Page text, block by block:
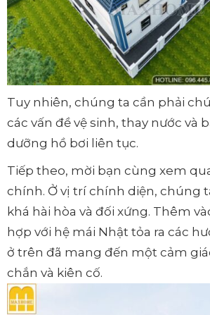
Tuy nhiên, chúng ta cần phải
các vấn đề vệ sinh, thay nước và
dưỡng hồ bơi liên tục.
Tiếp theo, mời bạn cùng xem
chính. Ở vị trí chính diện, chúng
khá hài hòa và đối xứng. Thêm
hợp với hệ mái Nhật tỏa ra các
ở trên đã mang đến một cảm
chắn và kiên cố.